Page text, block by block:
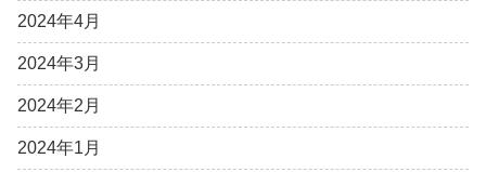
2024年4月
2024年3月
2024年2月
2024年1月